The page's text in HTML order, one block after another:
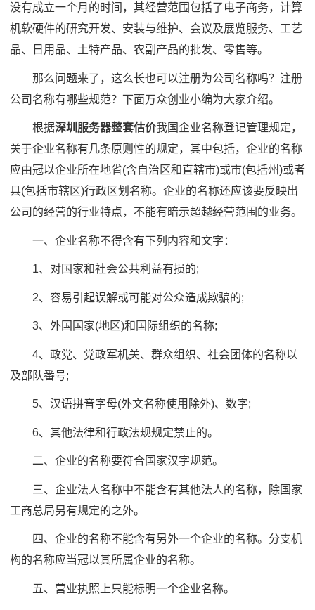
没有成立一个月的时间，其经营范围包括了电子商务，计算
机软硬件的研究开发、安装与维护、会议及展览服务、工艺
品、日用品、土特产品、农副产品的批发、零售等。
那么问题来了，这么长也可以注册为公司名称吗？注册
公司名称有哪些规范？下面万众创业小编为大家介绍。
根据深圳服务器整套估价我国企业名称登记管理规定，
关于企业名称有几条原则性的规定，其中包括，企业的名称
应由冠以企业所在地省(含自治区和直辖市)或市(包括州)或者
县(包括市辖区)行政区划名称。企业的名称还应该要反映出
公司的经营的行业特点，不能有暗示超越经营范围的业务。
一、企业名称不得含有下列内容和文字：
1、对国家和社会公共利益有损的;
2、容易引起误解或可能对公众造成欺骗的;
3、外国国家(地区)和国际组织的名称;
4、政党、党政军机关、群众组织、社会团体的名称以
及部队番号;
5、汉语拼音字母(外文名称使用除外)、数字;
6、其他法律和行政法规规定禁止的。
二、企业的名称要符合国家汉字规范。
三、企业法人名称中不能含有其他法人的名称，除国家
工商总局另有规定的之外。
四、企业的名称不能含有另外一个企业的名称。分支机
构的名称应当冠以其所属企业的名称。
五、营业执照上只能标明一个企业名称。